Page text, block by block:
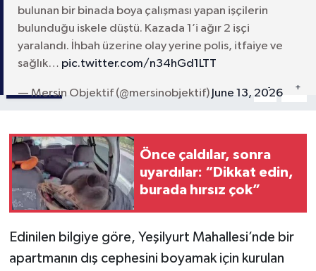
bulunan bir binada boya çalışması yapan işçilerin
bulunduğu iskele düştü. Kazada 1’i ağır 2 işçi
yaralandı. İhbah üzerine olay yerine polis, itfaiye ve
sağlık… pic.twitter.com/n34hGd1LTT
— Mersin Objektif (@mersinobjektif) June 13, 2026
Paylaş A- +
Önce çaldılar, sonra
uyardılar: “Dikkat edin,
burada hırsız çok”
Edinilen bilgiye göre, Yeşilyurt Mahallesi’nde bir
apartmanın dış cephesini boyamak için kurulan